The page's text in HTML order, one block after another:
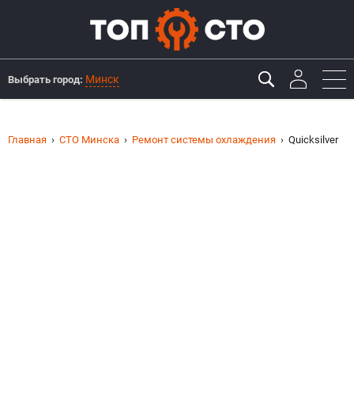
Выбрать город: Минск
Главная СТО Минска Ремонт системы охлаждения Quicksilver